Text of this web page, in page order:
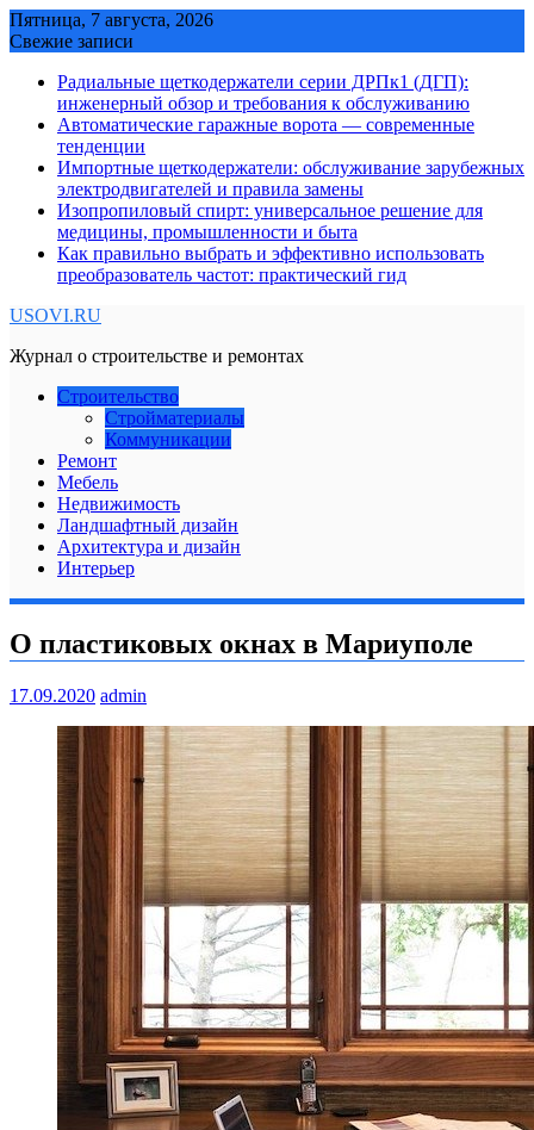
Skip
to
Пятница, 7 августа, 2026
Свежие записи
Радиальные щеткодержатели серии ДРПк1 (ДГП):
инженерный обзор и требования к обслуживанию
Автоматические гаражные ворота — современные
тенденции
Импортные щеткодержатели: обслуживание зарубежных
электродвигателей и правила замены
Изопропиловый спирт: универсальное решение для
медицины, промышленности и быта
Как правильно выбрать и эффективно использовать
преобразователь частот: практический гид
USOVI.RU
Журнал о строительстве и ремонтах
Строительство
Стройматериалы
Коммуникации
Ремонт
Мебель
Недвижимость
Ландшафтный дизайн
Архитектура и дизайн
Интерьер
О пластиковых окнах в Мариуполе
17.09.2020 admin